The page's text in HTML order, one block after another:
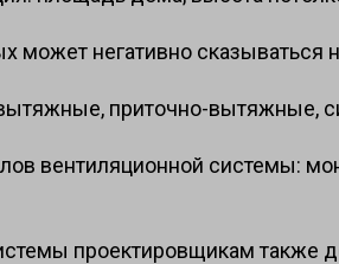
может негативно сказываться
приточно-вытяжные,
вентиляционной системы:
проектировщикам также